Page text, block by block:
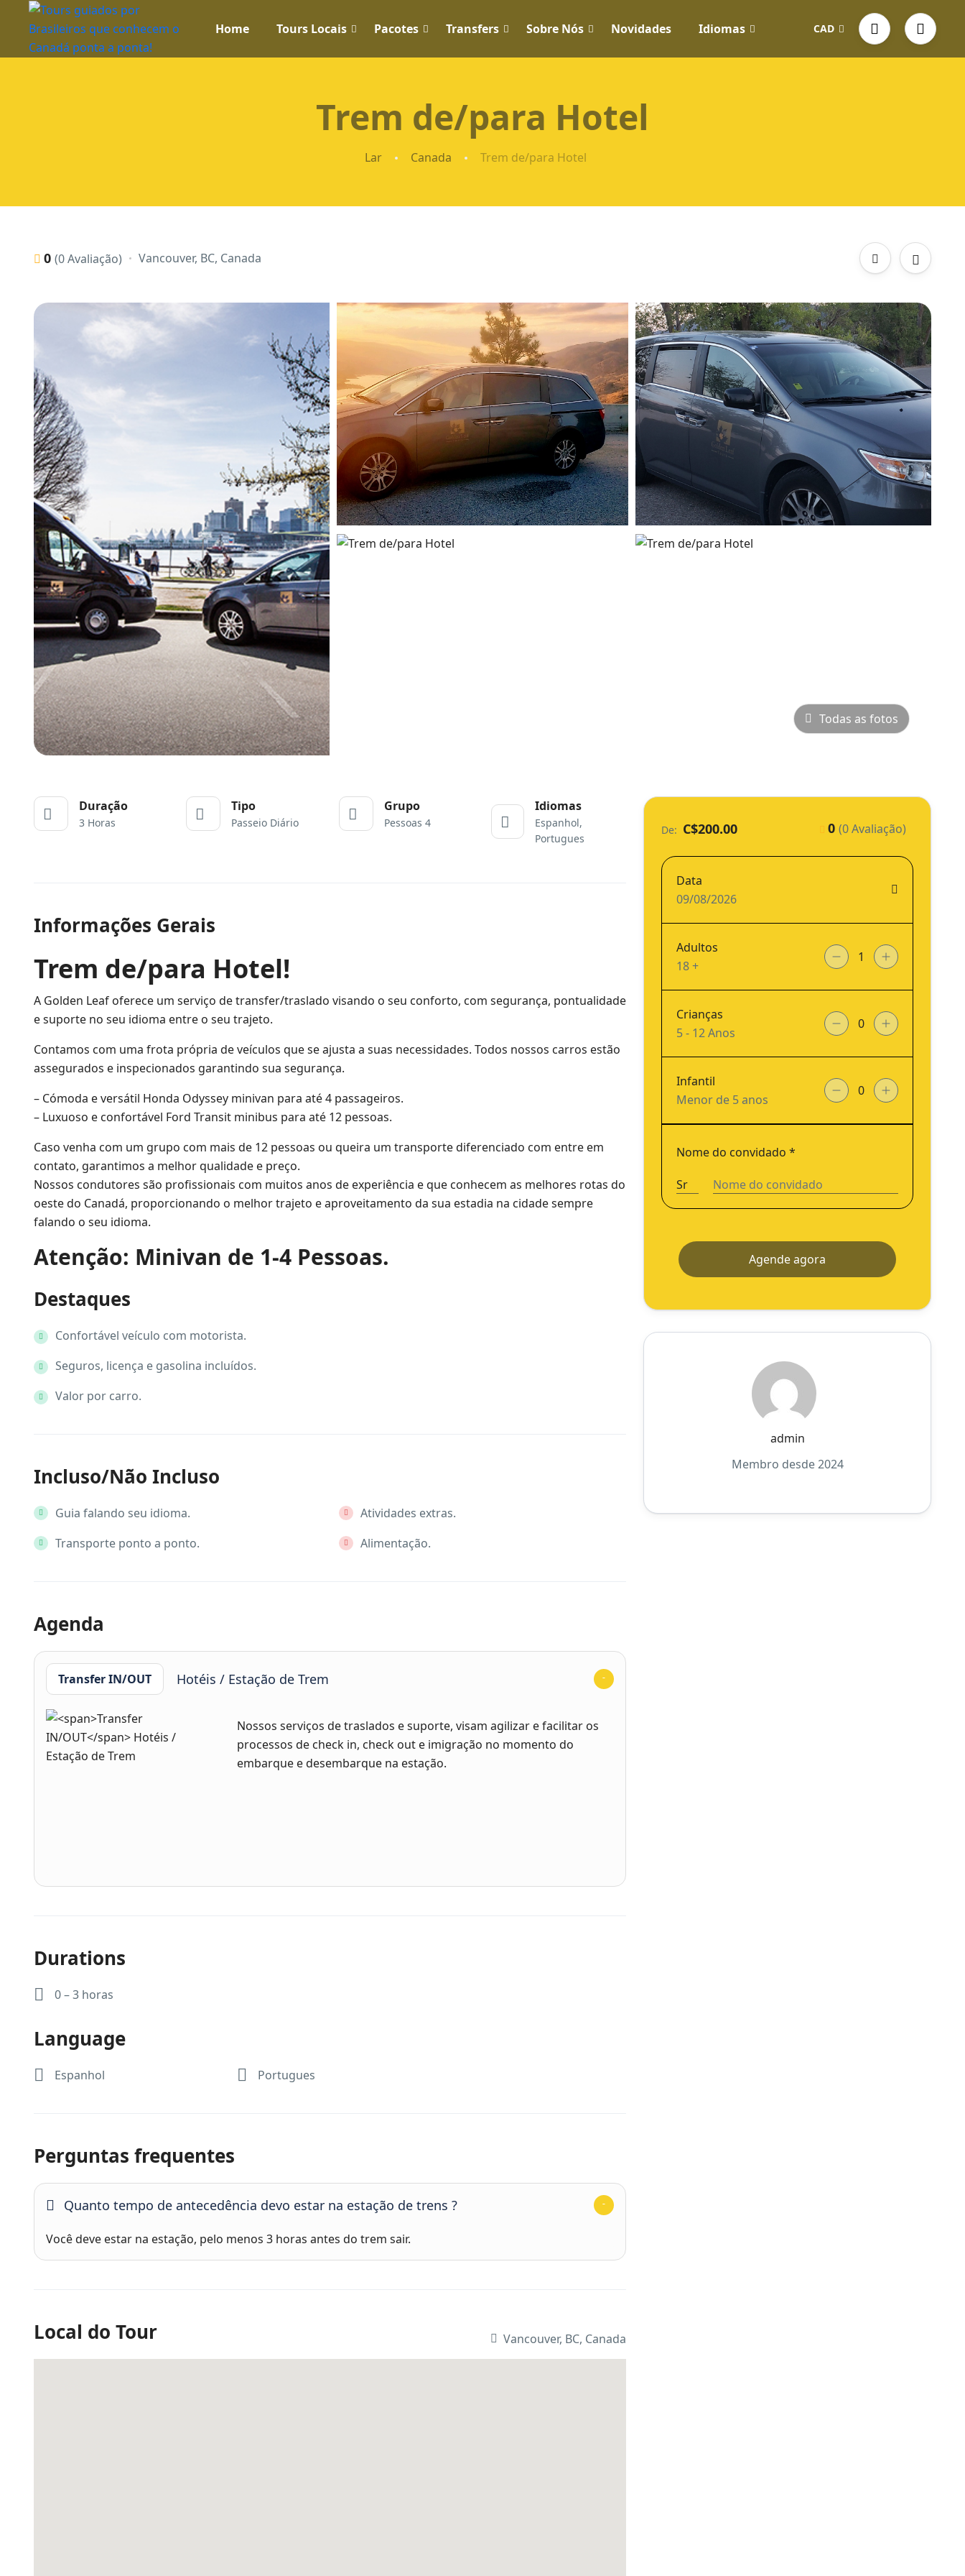
Home Tours Locais Pacotes Transfers Sobre Nós Novidades Idiomas CAD
Trem de/para Hotel
Lar Canada Trem de/para Hotel
0 (0 Avaliação) Vancouver, BC, Canada
Todas as fotos
Duração
3 Horas
Tipo
Passeio Diário
Grupo
Pessoas 4
Idiomas
Espanhol,
Portugues
Informações Gerais
Trem de/para Hotel!
A Golden Leaf oferece um serviço de transfer/traslado visando o seu conforto, com segurança, pontualidade
e suporte no seu idioma entre o seu trajeto.
Contamos com uma frota própria de veículos que se ajusta a suas necessidades. Todos nossos carros estão
assegurados e inspecionados garantindo sua segurança.
– Cómoda e versátil Honda Odyssey minivan para até 4 passageiros.
– Luxuoso e confortável Ford Transit minibus para até 12 pessoas.
Caso venha com um grupo com mais de 12 pessoas ou queira um transporte diferenciado com entre em
contato, garantimos a melhor qualidade e preço.
Nossos condutores são profissionais com muitos anos de experiência e que conhecem as melhores rotas do
oeste do Canadá, proporcionando o melhor trajeto e aproveitamento da sua estadia na cidade sempre
falando o seu idioma.
Atenção: Minivan de 1-4 Pessoas.
Destaques
Confortável veículo com motorista.
Seguros, licença e gasolina incluídos.
Valor por carro.
Incluso/Não Incluso
Guia falando seu idioma.
Transporte ponto a ponto.
Atividades extras.
Alimentação.
Agenda
Transfer IN/OUT Hotéis / Estação de Trem
Nossos serviços de traslados e suporte, visam agilizar e facilitar os
processos de check in, check out e imigração no momento do
embarque e desembarque na estação.
Durations
0 – 3 horas
Language
Espanhol Portugues
Perguntas frequentes
Quanto tempo de antecedência devo estar na estação de trens ?
Você deve estar na estação, pelo menos 3 horas antes do trem sair.
Local do Tour Vancouver, BC, Canada
De: C$200.00 0 (0 Avaliação)
Data
09/08/2026
Adultos
18 +
Crianças
5 - 12 Anos
Infantil
Menor de 5 anos
Nome do convidado *
Agende agora
admin
Membro desde 2024